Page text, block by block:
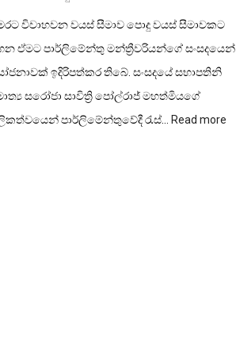
විවාහවන වයස් සීමාව පොදු වයස් සීමාවකට
ඒමට පාර්ලිමේන්තු මන්ත්‍රීවරියන්ගේ සංසදයෙන්
ඉදිරිපත්කර තිබේ. සංසදයේ සභාපතිනි
සරෝජා සාවිත්‍රි පෝල්රාජ් මහත්මියගේ
පාර්ලිමේන්තුවේදී රැස්… Read more